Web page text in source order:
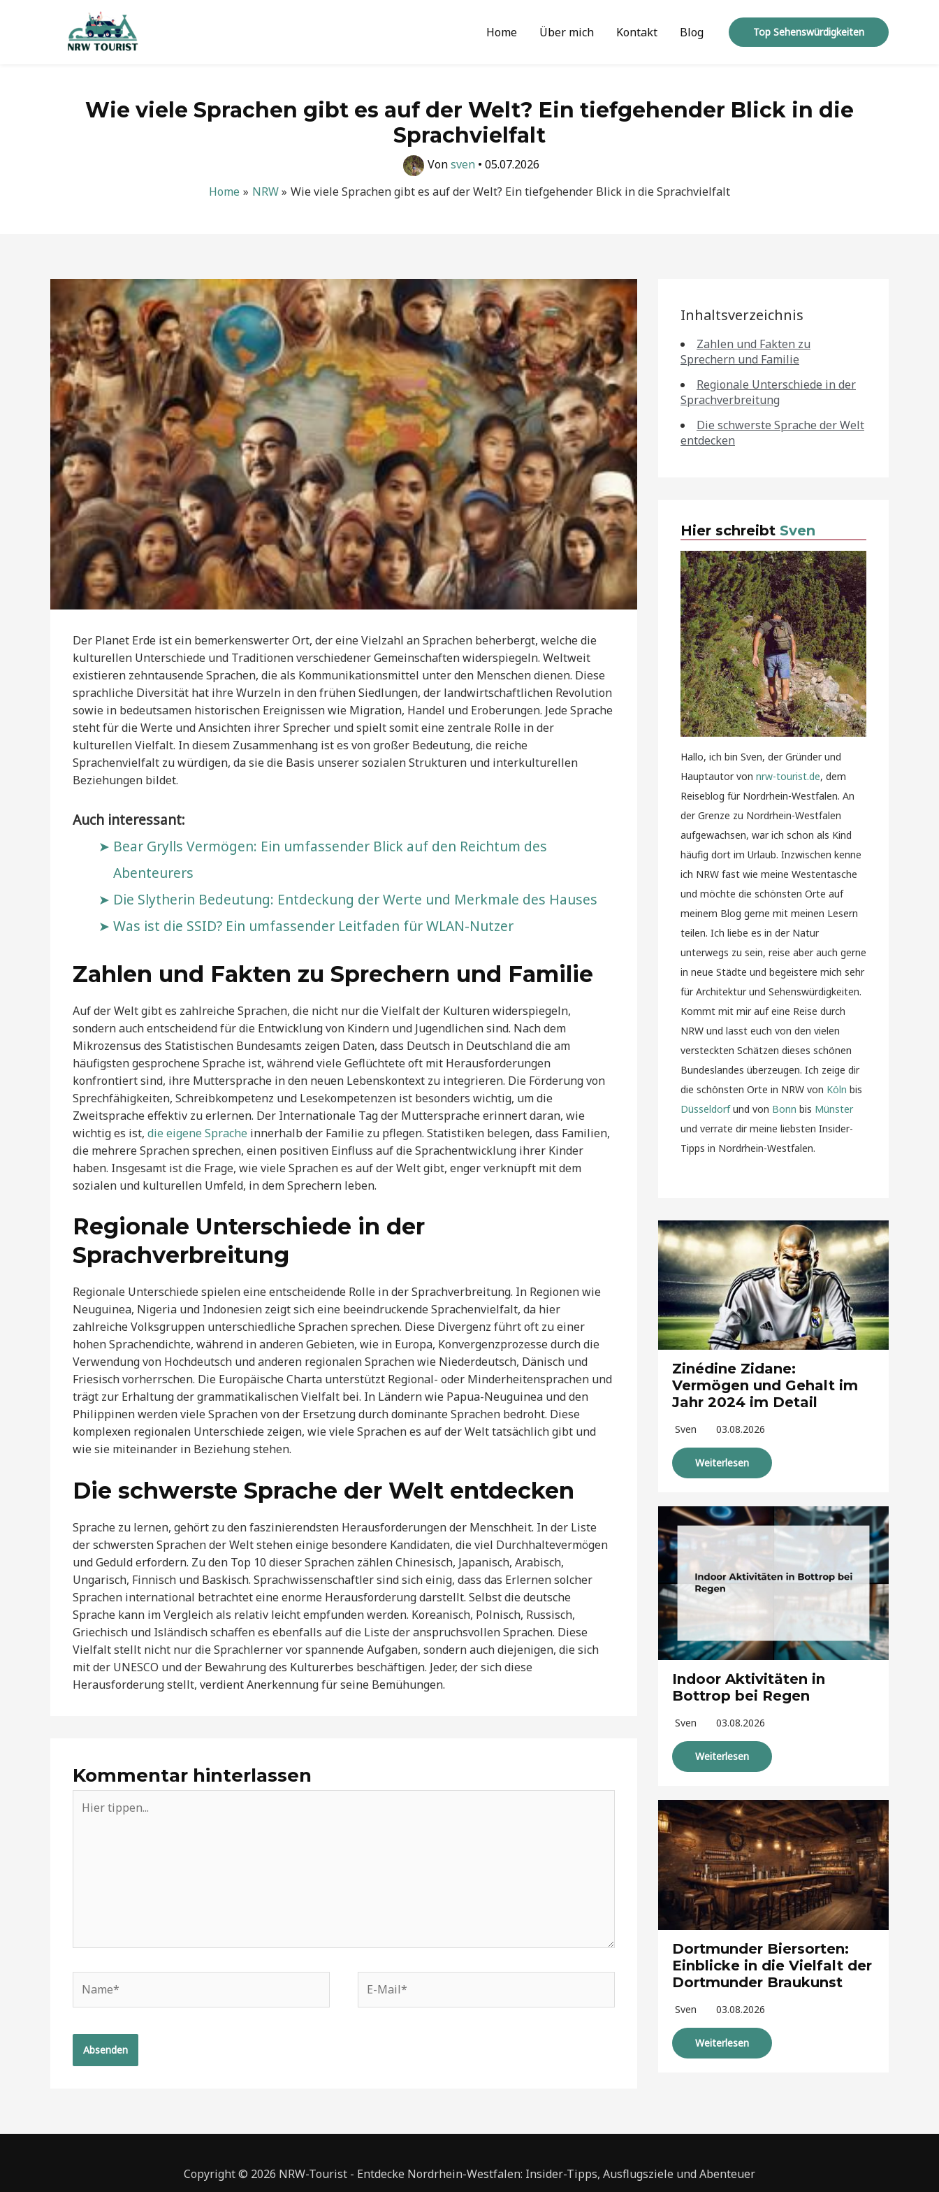
Home Über mich Kontakt Blog Top Sehenswürdigkeiten
Wie viele Sprachen gibt es auf der Welt? Ein tiefgehender Blick in die
Sprachvielfalt
Vonsven • 05.07.2026
Home
NRW Wie viele Sprachen gibt es auf der Welt? Ein tiefgehender Blick in die Sprachvielfalt
Der Planet Erde ist ein bemerkenswerter Ort, der eine Vielzahl an Sprachen beherbergt, welche die
kulturellen Unterschiede und Traditionen verschiedener Gemeinschaften widerspiegeln. Weltweit
existieren zehntausende Sprachen, die als Kommunikationsmittel unter den Menschen dienen. Diese
sprachliche Diversität hat ihre Wurzeln in den frühen Siedlungen, der landwirtschaftlichen Revolution
sowie in bedeutsamen historischen Ereignissen wie Migration, Handel und Eroberungen. Jede Sprache
steht für die Werte und Ansichten ihrer Sprecher und spielt somit eine zentrale Rolle in der
kulturellen Vielfalt. In diesem Zusammenhang ist es von großer Bedeutung, die reiche
Sprachenvielfalt zu würdigen, da sie die Basis unserer sozialen Strukturen und interkulturellen
Beziehungen bildet.
Auch interessant:
Bear Grylls Vermögen: Ein umfassender Blick auf den Reichtum des
Abenteurers
Die Slytherin Bedeutung: Entdeckung der Werte und Merkmale des Hauses
Was ist die SSID? Ein umfassender Leitfaden für WLAN-Nutzer
Zahlen und Fakten zu Sprechern und Familie
Auf der Welt gibt es zahlreiche Sprachen, die nicht nur die Vielfalt der Kulturen widerspiegeln,
sondern auch entscheidend für die Entwicklung von Kindern und Jugendlichen sind. Nach dem
Mikrozensus des Statistischen Bundesamts zeigen Daten, dass Deutsch in Deutschland die am
häufigsten gesprochene Sprache ist, während viele Geflüchtete oft mit Herausforderungen
konfrontiert sind, ihre Muttersprache in den neuen Lebenskontext zu integrieren. Die Förderung von
Sprechfähigkeiten, Schreibkompetenz und Lesekompetenzen ist besonders wichtig, um die
Zweitsprache effektiv zu erlernen. Der Internationale Tag der Muttersprache erinnert daran, wie
wichtig es ist, die eigene Sprache innerhalb der Familie zu pflegen. Statistiken belegen, dass Familien,
die mehrere Sprachen sprechen, einen positiven Einfluss auf die Sprachentwicklung ihrer Kinder
haben. Insgesamt ist die Frage, wie viele Sprachen es auf der Welt gibt, enger verknüpft mit dem
sozialen und kulturellen Umfeld, in dem Sprechern leben.
Regionale Unterschiede in der
Sprachverbreitung
Regionale Unterschiede spielen eine entscheidende Rolle in der Sprachverbreitung. In Regionen wie
Neuguinea, Nigeria und Indonesien zeigt sich eine beeindruckende Sprachenvielfalt, da hier
zahlreiche Volksgruppen unterschiedliche Sprachen sprechen. Diese Divergenz führt oft zu einer
hohen Sprachendichte, während in anderen Gebieten, wie in Europa, Konvergenzprozesse durch die
Verwendung von Hochdeutsch und anderen regionalen Sprachen wie Niederdeutsch, Dänisch und
Friesisch vorherrschen. Die Europäische Charta unterstützt Regional- oder Minderheitensprachen und
trägt zur Erhaltung der grammatikalischen Vielfalt bei. In Ländern wie Papua-Neuguinea und den
Philippinen werden viele Sprachen von der Ersetzung durch dominante Sprachen bedroht. Diese
komplexen regionalen Unterschiede zeigen, wie viele Sprachen es auf der Welt tatsächlich gibt und
wie sie miteinander in Beziehung stehen.
Die schwerste Sprache der Welt entdecken
Sprache zu lernen, gehört zu den faszinierendsten Herausforderungen der Menschheit. In der Liste
der schwersten Sprachen der Welt stehen einige besondere Kandidaten, die viel Durchhaltevermögen
und Geduld erfordern. Zu den Top 10 dieser Sprachen zählen Chinesisch, Japanisch, Arabisch,
Ungarisch, Finnisch und Baskisch. Sprachwissenschaftler sind sich einig, dass das Erlernen solcher
Sprachen international betrachtet eine enorme Herausforderung darstellt. Selbst die deutsche
Sprache kann im Vergleich als relativ leicht empfunden werden. Koreanisch, Polnisch, Russisch,
Griechisch und Isländisch schaffen es ebenfalls auf die Liste der anspruchsvollen Sprachen. Diese
Vielfalt stellt nicht nur die Sprachlerner vor spannende Aufgaben, sondern auch diejenigen, die sich
mit der UNESCO und der Bewahrung des Kulturerbes beschäftigen. Jeder, der sich diese
Herausforderung stellt, verdient Anerkennung für seine Bemühungen.
Kommentar hinterlassen
tippen...
Mail*
Inhaltsverzeichnis
Zahlen und Fakten zu
Sprechern und Familie
Regionale Unterschiede in der
Sprachverbreitung
Die schwerste Sprache der Welt
entdecken
Hier schreibt Sven
Hallo, ich bin Sven, der Gründer und
Hauptautor von nrw-tourist.de, dem
Reiseblog für Nordrhein-Westfalen. An
der Grenze zu Nordrhein-Westfalen
aufgewachsen, war ich schon als Kind
häufig dort im Urlaub. Inzwischen kenne
ich NRW fast wie meine Westentasche
und möchte die schönsten Orte auf
meinem Blog gerne mit meinen Lesern
teilen. Ich liebe es in der Natur
unterwegs zu sein, reise aber auch gerne
in neue Städte und begeistere mich sehr
für Architektur und Sehenswürdigkeiten.
Kommt mit mir auf eine Reise durch
NRW und lasst euch von den vielen
versteckten Schätzen dieses schönen
Bundeslandes überzeugen. Ich zeige dir
die schönsten Orte in NRW von Köln bis
Düsseldorfund von Bonn bis Münster
und verrate dir meine liebsten Insider-
Tipps in Nordrhein-Westfalen.
Zinédine Zidane:
Vermögen und Gehalt im
Jahr 2024 im Detail
Sven 03.08.2026
Weiterlesen
Indoor Aktivitäten in
Bottrop bei Regen
Sven 03.08.2026
Weiterlesen
Dortmunder Biersorten:
Einblicke in die Vielfalt der
Dortmunder Braukunst
Sven 03.08.2026
Weiterlesen
Copyright © 2026 NRW-Tourist - Entdecke Nordrhein-Westfalen: Insider-Tipps, Ausflugsziele und Abenteuer